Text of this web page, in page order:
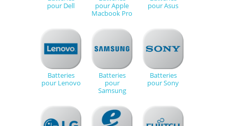
pour Dell
pour Apple
Macbook Pro
pour Asus
Batteries
pour Lenovo
Batteries
pour
Samsung
Batteries
pour Sony